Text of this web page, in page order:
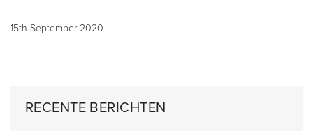
15th September 2020
RECENTE BERICHTEN